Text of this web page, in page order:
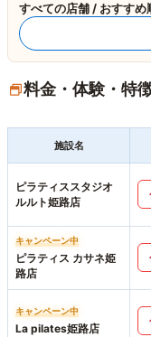
すべての店舗 / おすすめ
料金・体験・特
施設名
ピラティススタジオ
ルルト姫路店
キャンペーン中
ピラティス カサネ姫
路店
キャンペーン中
La pilates姫路店